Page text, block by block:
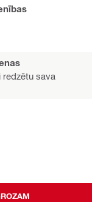
redzētu sava